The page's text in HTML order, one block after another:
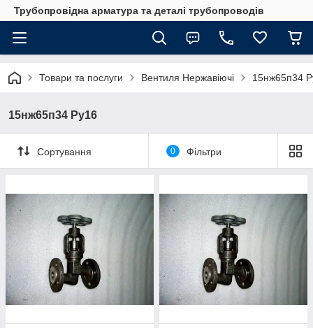
Трубопровідна арматура та деталі трубопроводів
Товари та послуги Вентиля Нержавіючі 15нж65п34
15нж65п34 Ру16
Сортування 0 Фільтри